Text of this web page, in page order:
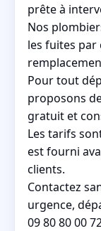
prête à
Nos
les fuites
Pour tout
proposons
gratuit et
Les tarifs
est fourni
clients.
Contactez
urgence,
09 80 80 00